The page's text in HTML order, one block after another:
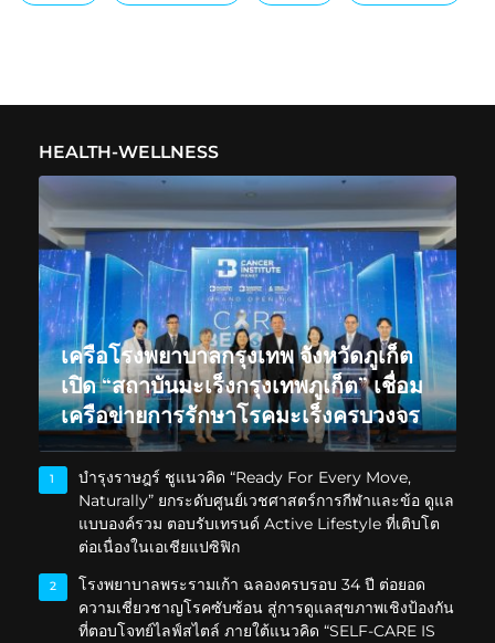
HEALTH-WELLNESS
เครือโรงพยาบาลกรุงเทพ จังหวัดภูเก็ต
เปิด “สถาบันมะเร็งกรุงเทพภูเก็ต” เชื่อม
เครือข่ายการรักษาโรคมะเร็งครบวงจร
1
บำรุงราษฎร์ ชูแนวคิด “Ready For Every Move,
Naturally” ยกระดับศูนย์เวชศาสตร์การกีฬาและข้อ ดูแล
แบบองค์รวม ตอบรับเทรนด์ Active Lifestyle ที่เติบโต
ต่อเนื่องในเอเชียแปซิฟิก
2
โรงพยาบาลพระรามเก้า ฉลองครบรอบ 34 ปี ต่อยอด
ความเชี่ยวชาญโรคซับซ้อน สู่การดูแลสุขภาพเชิงป้องกัน
ที่ตอบโจทย์ไลฟ์สไตล์ ภายใต้แนวคิด “SELF-CARE IS